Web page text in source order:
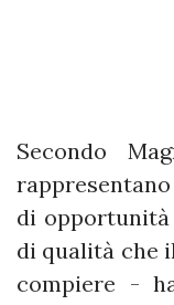
Secondo
di
di qualità che
compiere -